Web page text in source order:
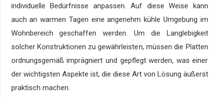
individuelle Bedürfnisse anpassen. Auf diese Weise kann
auch an warmen Tagen eine angenehm kühle Umgebung im
Wohnbereich geschaffen werden. Um die Langlebigkeit
solcher Konstruktionen zu gewährleisten, müssen die Platten
ordnungsgemäß imprägniert und gepflegt werden, was einer
der wichtigsten Aspekte ist, die diese Art von Lösung äußerst
praktisch machen.